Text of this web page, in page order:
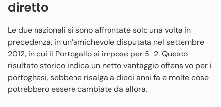
diretto
Le due nazionali si sono affrontate solo una volta in
precedenza, in un’amichevole disputata nel settembre
2012, in cui il Portogallo si impose per 5-2. Questo
risultato storico indica un netto vantaggio offensivo per i
portoghesi, sebbene risalga a dieci anni fa e molte cose
potrebbero essere cambiate da allora.